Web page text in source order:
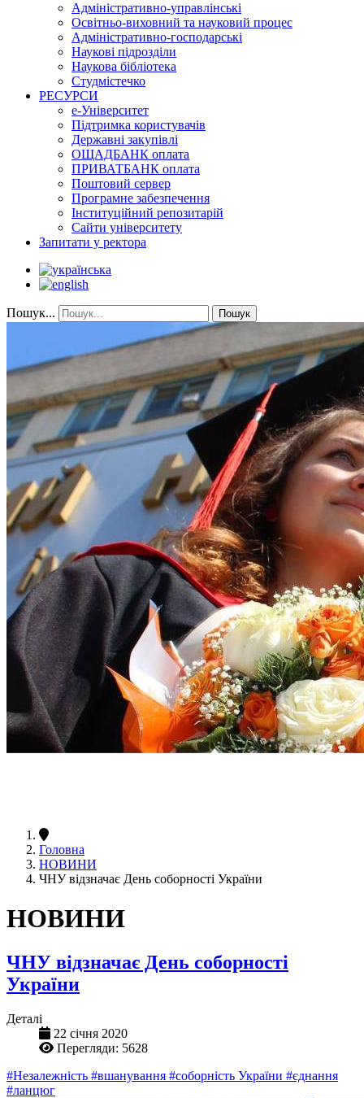
Адміністративно-управлінські
Освітньо-виховний та науковий процес
Адміністративно-господарські
Наукові підрозділи
Наукова бібліотека
Студмістечко
РЕСУРСИ
е-Університет
Підтримка користувачів
Державні закупівлі
ОЩАДБАНК оплата
ПРИВАТБАНК оплата
Поштовий сервер
Програмне забезпечення
Інституційний репозитарій
Сайти університету
Запитати у ректора
Пошук... Пошук
Головна
НОВИНИ
ЧНУ відзначає День соборності України
НОВИНИ
ЧНУ відзначає День соборності
України
Деталі
22 січня 2020
Перегляди: 5628
#Незалежність #вшанування #соборність України #єднання
#ланцюг